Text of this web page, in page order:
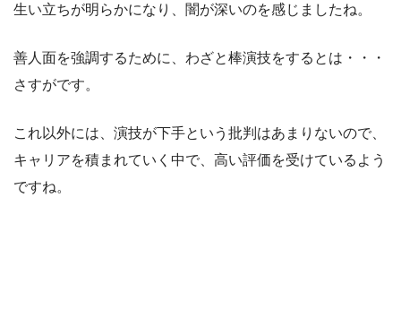
生い立ちが明らかになり、闇が深いのを感じましたね。
善人面を強調するために、わざと棒演技をするとは・・・
さすがです。
これ以外には、演技が下手という批判はあまりないので、
キャリアを積まれていく中で、高い評価を受けているよう
ですね。